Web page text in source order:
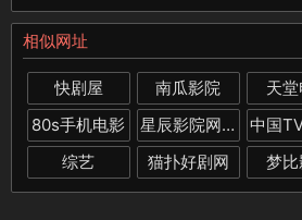
相似网址
快剧屋 南瓜影院 天
80s手机电影
星辰影院网站
综艺
猫扑好剧网 梦